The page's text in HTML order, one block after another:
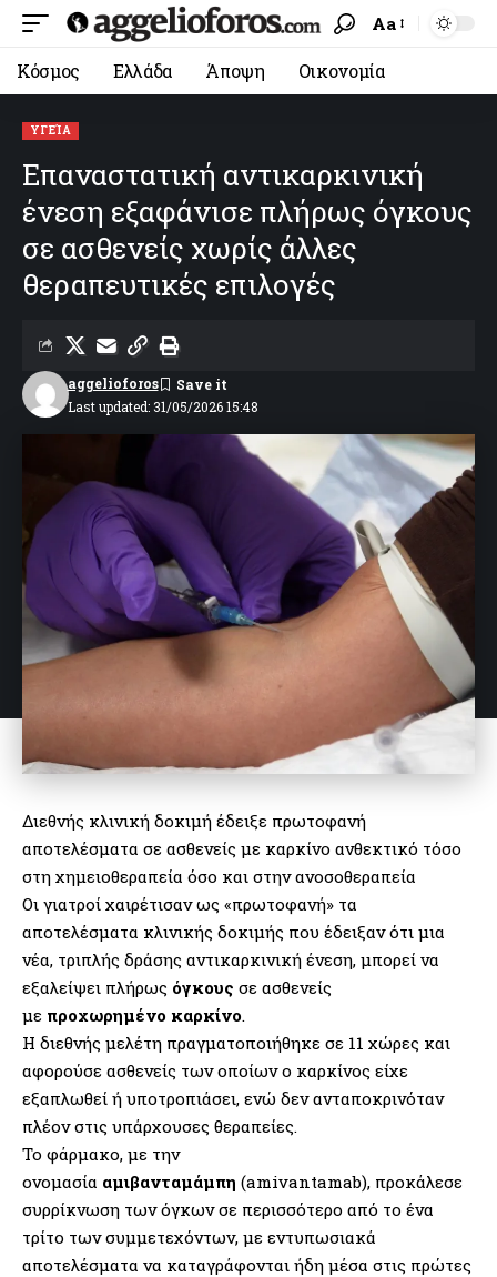
Aa
Κόσμος Ελλάδα Άποψη Οικονομία
ΥΓΕΊΑ
Επαναστατική αντικαρκινική
ένεση εξαφάνισε πλήρως όγκους
σε ασθενείς χωρίς άλλες
θεραπευτικές επιλογές
Last updated: 31/05/2026 15:48
aggelioforos
Διεθνής κλινική δοκιμή έδειξε πρωτοφανή
αποτελέσματα σε ασθενείς με καρκίνο ανθεκτικό τόσο
στη χημειοθεραπεία όσο και στην ανοσοθεραπεία
Οι γιατροί χαιρέτισαν ως «πρωτοφανή» τα
αποτελέσματα κλινικής δοκιμής που έδειξαν ότι μια
νέα, τριπλής δράσης αντικαρκινική ένεση, μπορεί να
εξαλείψει πλήρως όγκους σε ασθενείς
με προχωρημένο καρκίνο.
Η διεθνής μελέτη πραγματοποιήθηκε σε 11 χώρες και
αφορούσε ασθενείς των οποίων ο καρκίνος είχε
εξαπλωθεί ή υποτροπιάσει, ενώ δεν ανταποκρινόταν
πλέον στις υπάρχουσες θεραπείες.
Το φάρμακο, με την
ονομασία αμιβανταμάμπη (amivantamab), προκάλεσε
συρρίκνωση των όγκων σε περισσότερο από το ένα
τρίτο των συμμετεχόντων, με εντυπωσιακά
αποτελέσματα να καταγράφονται ήδη μέσα στις πρώτες